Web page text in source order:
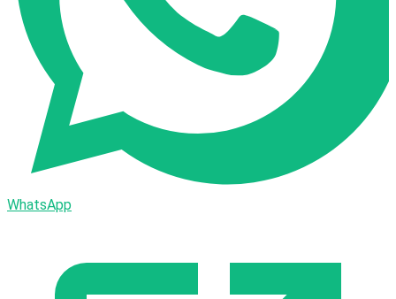
WhatsApp